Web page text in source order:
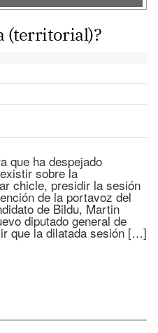
(territorial)?
que ha despejado
sobre la
chicle, presidir la sesión
de la portavoz del
de Bildu, Martin
diputado general de
que la dilatada sesión […]